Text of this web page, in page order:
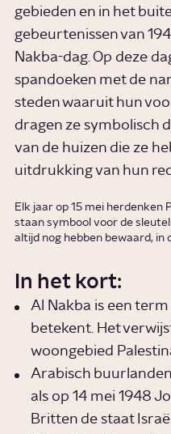
gebieden en in het
gebeurtenissen van
Nakba-dag. Op deze
spandoeken met de
steden waaruit hun
dragen ze symbolisch
van de huizen die ze
uitdrukking van hun
Elk jaar op 15 mei herdenken
staan symbool voor de
altijd nog hebben bewaard, in
In het kort:
Al Nakba is een term
betekent. Het
woongebied
Arabisch
als op 14 mei 1948
Britten de staat